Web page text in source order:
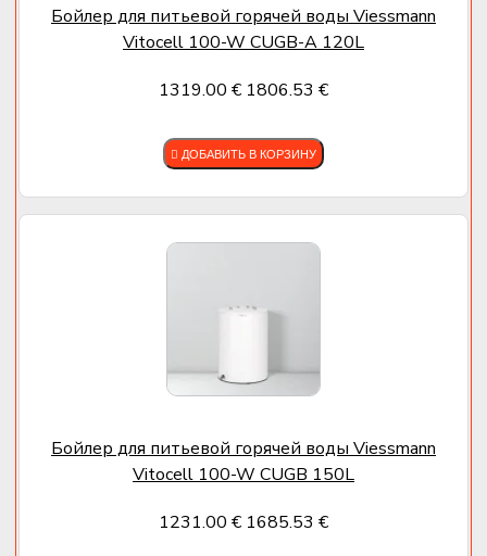
Бойлер для питьевой горячей воды Viessmann
Vitocell 100-W CUGB-A 120L
1319.00 € 1806.53 €
ДОБАВИТЬ В КОРЗИНУ
Бойлер для питьевой горячей воды Viessmann
Vitocell 100-W CUGB 150L
1231.00 € 1685.53 €